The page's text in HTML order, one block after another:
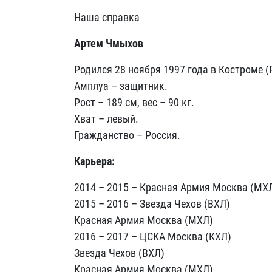
Наша справка
Артем Чмыхов
Родился 28 ноября 1997 года в Костроме
Амплуа – защитник.
Рост – 189 см, вес – 90 кг.
Хват – левый.
Гражданство – Россия.
Карьера:
2014 – 2015 – Красная Армия Москва
2015 – 2016 – Звезда Чехов (ВХЛ)
Красная Армия Москва (МХЛ)
2016 – 2017 – ЦСКА Москва (КХЛ)
Звезда Чехов (ВХЛ)
Красная Армия Москва (МХЛ)